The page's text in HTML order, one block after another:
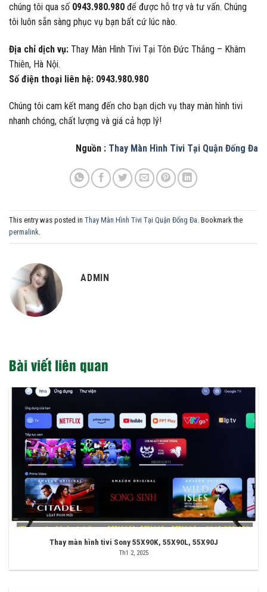
chúng tôi qua số 0943.980.980 để được hỗ trợ và tư vấn. Chúng
tôi luôn sẵn sàng phục vụ bạn bất cứ lúc nào.
Địa chỉ dịch vụ: Thay Màn Hình Tivi Tại Tôn Đức Thắng – Khâm
Thiên, Hà Nội.
Số điện thoại liên hệ: 0943.980.980
Chúng tôi cam kết mang đến cho bạn dịch vụ thay màn hình tivi
nhanh chóng, chất lượng và giá cả hợp lý!
Nguồn : Thay Màn Hình Tivi Tại Quận Đống Đa
This entry was posted in Thay Màn Hình Tivi Tại Quận Đống Đa. Bookmark the
permalink.
ADMIN
Bài viết liên quan
Thay màn hình tivi Sony 55X90K, 55X90L, 55X90J
Th1 2, 2025